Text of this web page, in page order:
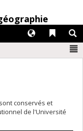
Liens
Langues
conservés et
de l'Université